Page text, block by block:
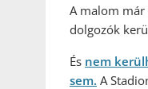
A malom már
dolgozók
És nem
sem. A